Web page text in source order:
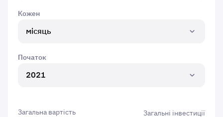
Кожен
місяць
Початок
2021
Загальна вартість Загальні інвестиції